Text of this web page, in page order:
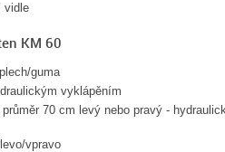
vidle
KM 60
guma
vyklápěním
70 cm levý nebo pravý -
vpravo